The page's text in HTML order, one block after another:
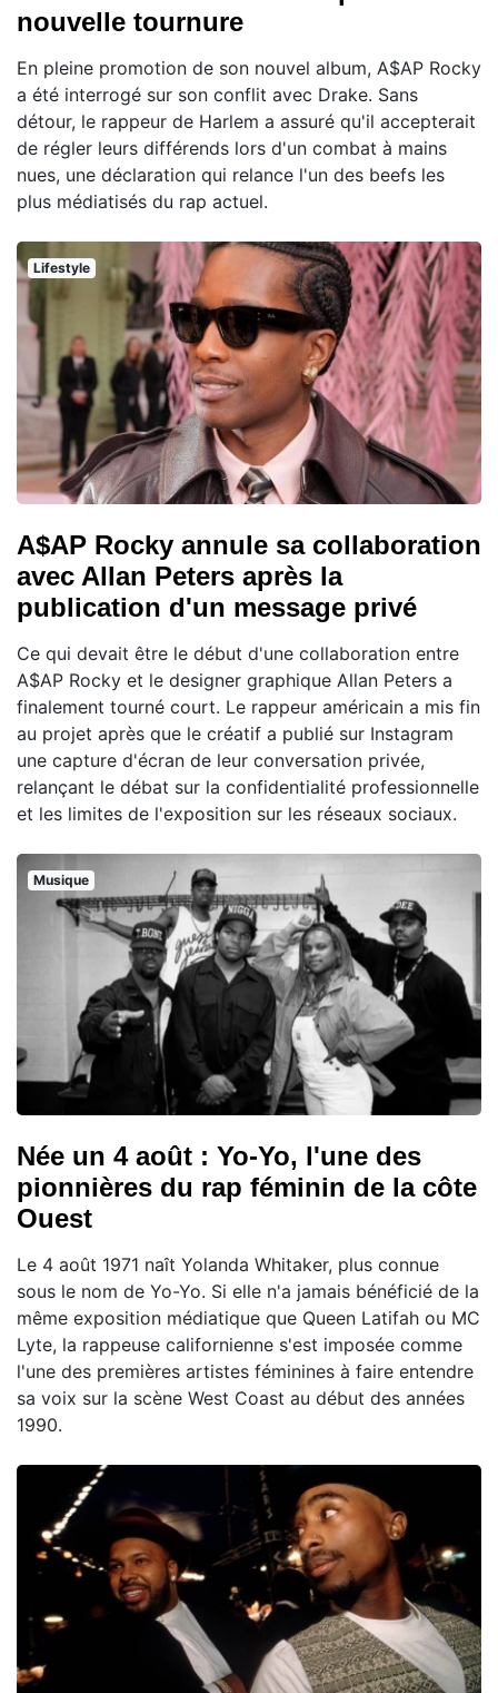
nouvelle tournure
En pleine promotion de son nouvel album, A$AP Rocky
a été interrogé sur son conflit avec Drake. Sans
détour, le rappeur de Harlem a assuré qu'il accepterait
de régler leurs différends lors d'un combat à mains
nues, une déclaration qui relance l'un des beefs les
plus médiatisés du rap actuel.
Lifestyle
A$AP Rocky annule sa collaboration
avec Allan Peters après la
publication d'un message privé
Ce qui devait être le début d'une collaboration entre
A$AP Rocky et le designer graphique Allan Peters a
finalement tourné court. Le rappeur américain a mis fin
au projet après que le créatif a publié sur Instagram
une capture d'écran de leur conversation privée,
relançant le débat sur la confidentialité professionnelle
et les limites de l'exposition sur les réseaux sociaux.
Musique
Née un 4 août : Yo-Yo, l'une des
pionnières du rap féminin de la côte
Ouest
Le 4 août 1971 naît Yolanda Whitaker, plus connue
sous le nom de Yo-Yo. Si elle n'a jamais bénéficié de la
même exposition médiatique que Queen Latifah ou MC
Lyte, la rappeuse californienne s'est imposée comme
l'une des premières artistes féminines à faire entendre
sa voix sur la scène West Coast au début des années
1990.